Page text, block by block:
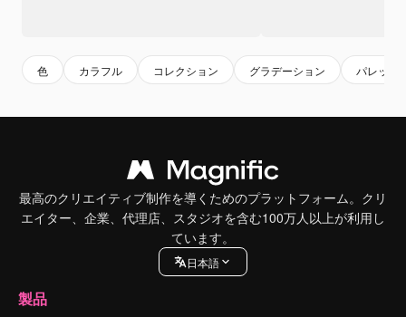
色 カラフル コレクション グラデーション パレット
最高のクリエイティブ制作を導くためのプラットフォーム。クリ
エイター、企業、代理店、スタジオを含む100万人以上が利用し
ています。
日本語
製品